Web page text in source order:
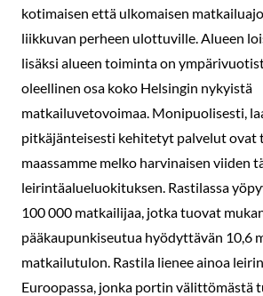
kotimaisen että ulkomaisen
liikkuvan perheen ulottuville. Alueen
lisäksi alueen toiminta on
oleellinen osa koko Helsingin nykyistä
matkailuvetovoimaa. Monipuolisesti,
pitkäjänteisesti kehitetyt palvelut ovat
maassamme melko harvinaisen viiden
leirintäalueluokituksen. Rastilassa
100 000 matkailijaa, jotka tuovat
pääkaupunkiseutua hyödyttävän 10,6
matkailutulon. Rastila lienee ainoa
Euroopassa, jonka portin välittömästä